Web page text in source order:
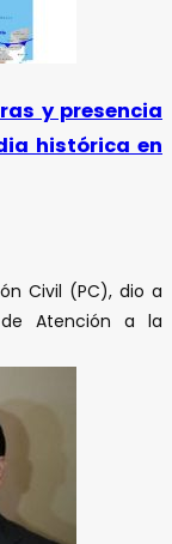
y presencia
histórica en
Civil (PC), dio a
Atención a la